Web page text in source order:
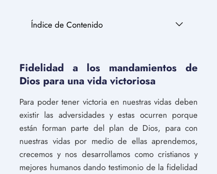
Índice de Contenido
Fidelidad a los mandamientos de
Dios para una vida victoriosa
Para poder tener victoria en nuestras vidas deben
existir las adversidades y estas ocurren porque
están forman parte del plan de Dios, para con
nuestras vidas por medio de ellas aprendemos,
crecemos y nos desarrollamos como cristianos y
mejores humanos dando testimonio de la fidelidad